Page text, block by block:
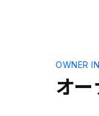
必要書
いただ
になっ
オ
OWNER